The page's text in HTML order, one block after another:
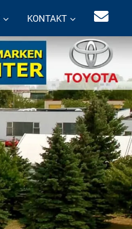
KONTAKT